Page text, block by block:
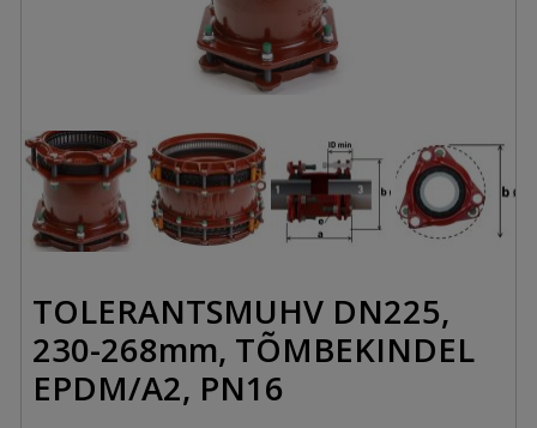
TOLERANTSMUHV DN225,
230-268mm, TÕMBEKINDEL
EPDM/A2, PN16